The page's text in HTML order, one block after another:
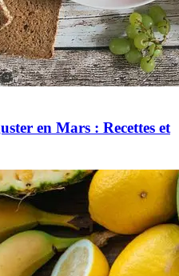
en Mars : Recettes et